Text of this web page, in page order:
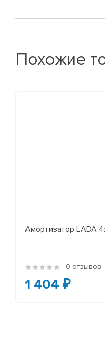
Похожие
Амортизатор LADA
0 отзывов
1 404 ₽